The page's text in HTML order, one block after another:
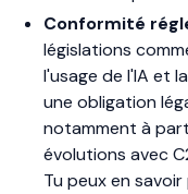
Conformité
législations
l'usage de l'IA et
une obligation
notamment à
évolutions avec
Tu peux en